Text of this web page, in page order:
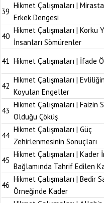
39
Hikmet Çalışmaları |
Erkek Dengesi
40
Hikmet Çalışmaları | Korku
İnsanları Sömürenler
41 Hikmet Çalışmaları | İfade
42
Hikmet Çalışmaları |
Koyulan Engeller
43
Hikmet Çalışmaları | Faizin
Olduğu Çöküş
44
Hikmet Çalışmaları | Güç
Zehirlenmesinin Sonuçları
45
Hikmet Çalışmaları | Kader
Bağlamında Tahrif Edilen
46
Hikmet Çalışmaları | Bedir
Örneğinde Kader